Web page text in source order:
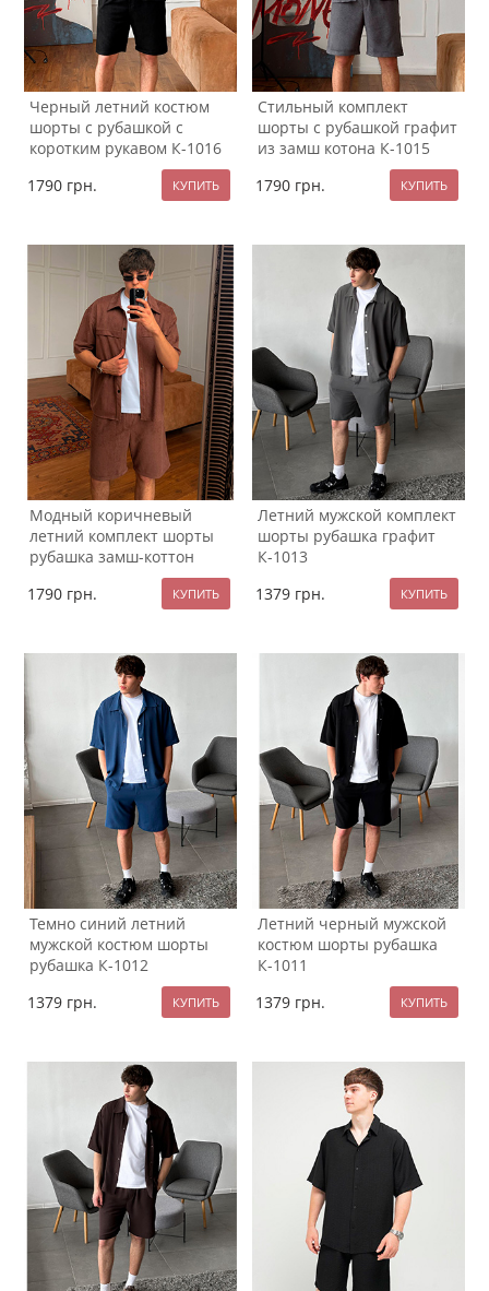
Черный летний костюм
шорты с рубашкой с
коротким рукавом К-1016
1790 грн.
Стильный комплект
шорты с рубашкой графит
из замш котона К-1015
1790 грн.
Модный коричневый
летний комплект шорты
рубашка замш-коттон
1790 грн.
Летний мужской комплект
шорты рубашка графит
К-1013
1379 грн.
Темно синий летний
мужской костюм шорты
рубашка К-1012
1379 грн.
Летний черный мужской
костюм шорты рубашка
К-1011
1379 грн.